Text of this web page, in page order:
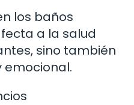
los baños
a la salud
sino también
emocional.